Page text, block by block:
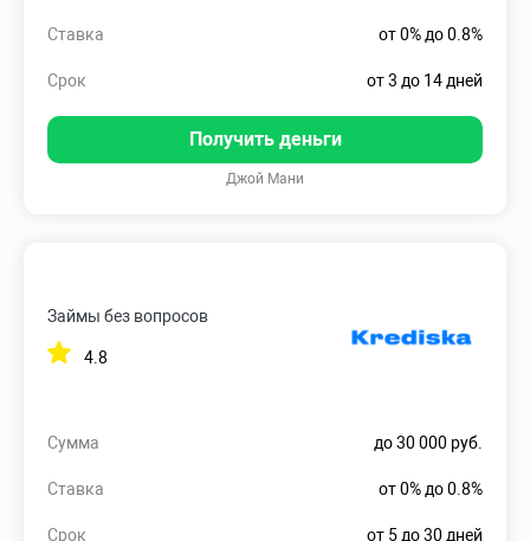
Ставка от 0% до 0.8%
Срок от 3 до 14 дней
Получить деньги
Джой Мани
Займы без вопросов
4.8
Сумма до 30 000 руб.
Ставка от 0% до 0.8%
Срок от 5 до 30 дней